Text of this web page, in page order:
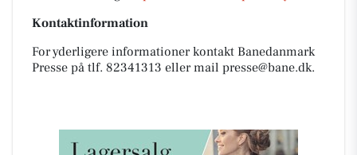
Kontaktinformation
For yderligere informationer kontakt Banedanmark
Presse på tlf. 82341313 eller mail presse@bane.dk.